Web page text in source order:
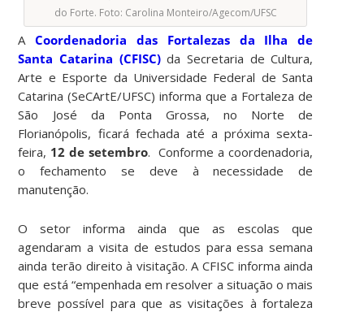
do Forte. Foto: Carolina Monteiro/Agecom/UFSC
ACoordenadoria das Fortalezas da Ilha de
Santa Catarina (CFISC)da Secretaria de Cultura,
Arte e Esporte da Universidade Federal de Santa
Catarina (SeCArtE/UFSC) informa que a Fortaleza de
São José da Ponta Grossa, no Norte de
Florianópolis, ficará fechada até a próxima sexta-
feira, 12 de setembro. Conforme a coordenadoria,
o fechamento se deve à necessidade de
manutenção.
O setor informa ainda que as escolas que
agendaram a visita de estudos para essa semana
ainda terão direito à visitação. A CFISC informa ainda
que está “empenhada em resolver a situação o mais
breve possível para que as visitações à fortaleza